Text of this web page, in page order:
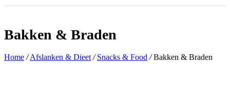
Bakken & Braden
Home / Afslanken & Dieet / Snacks & Food / Bakken & Braden